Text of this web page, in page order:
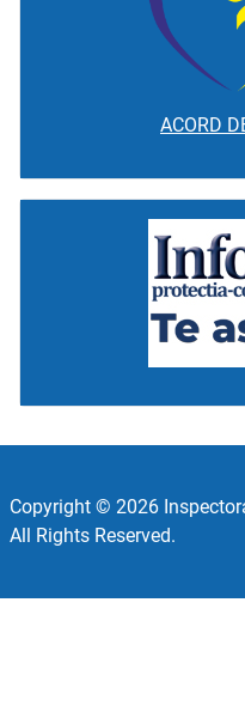
ACORD
Copyright © 2026
All Rights Reserved.